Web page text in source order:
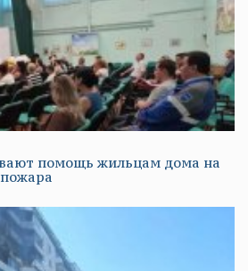
помощь жильцам дома на